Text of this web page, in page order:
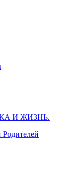
И ЖИЗНЬ.
Родителей